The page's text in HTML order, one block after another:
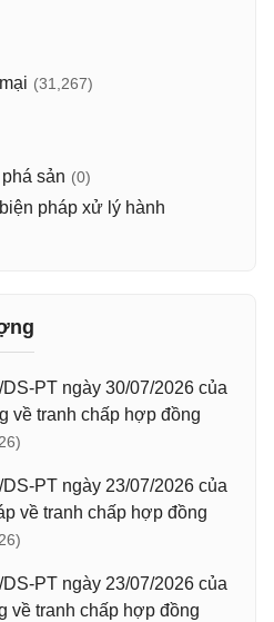
(31,267)
sản (0)
pháp xử lý hành
PT ngày 30/07/2026 của
về tranh chấp hợp đồng
PT ngày 23/07/2026 của
về tranh chấp hợp đồng
PT ngày 23/07/2026 của
về tranh chấp hợp đồng